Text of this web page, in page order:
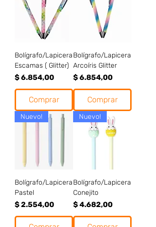
Bolígrafo/Lapicera
Escamas ( Glitter)
Precio
$ 6.854,00
Comprar
Bolígrafo/Lapicera
Arcoíris Glitter
Precio
$ 6.854,00
Comprar
Nuevo!
Bolígrafo/Lapicera
Pastel
Precio
$ 2.554,00
Nuevo!
Bolígrafo/Lapicera
Conejito
Precio
$ 4.682,00